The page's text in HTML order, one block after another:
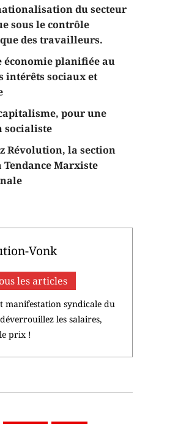
du secteur
sous le contrôle
des travailleurs.
économie planifiée au
intérêts sociaux et
pour une
socialiste
Révolution, la section
Tendance Marxiste
Vonk
les articles
manifestation syndicale du
les salaires,
prix !